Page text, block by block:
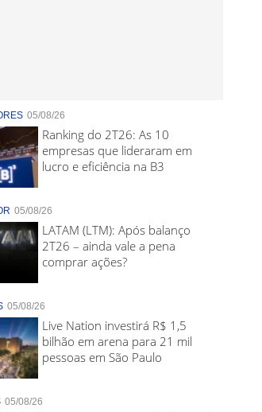
05/08/26
Ranking do 2T26: As 10
empresas que lideraram em
lucro e eficiência na B3
05/08/26
LATAM (LTM): Após balanço
2T26 – ainda vale a pena
comprar ações?
05/08/26
Live Nation investirá R$ 1,5
bilhão em arena para 21 mil
pessoas em São Paulo
05/08/26